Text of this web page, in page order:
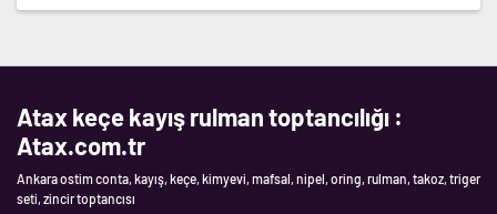
Atax keçe kayış rulman toptancılığı :
Atax.com.tr
Ankara ostim conta, kayış, keçe, kimyevi, mafsal, nipel, oring, rulman, takoz, triger
seti, zincir toptancısı